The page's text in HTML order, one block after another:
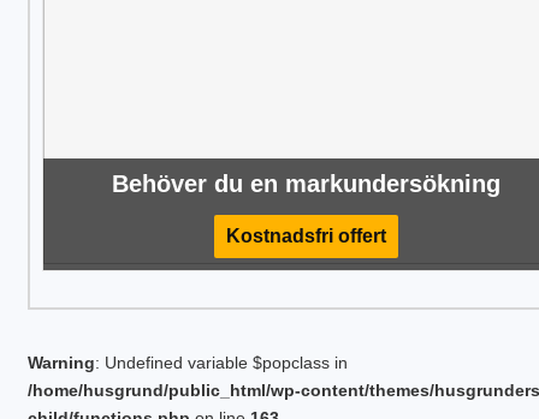
Behöver du en markundersökning
Kostnadsfri offert
Warning: Undefined variable $popclass in
/home/husgrund/public_html/wp-content/themes/